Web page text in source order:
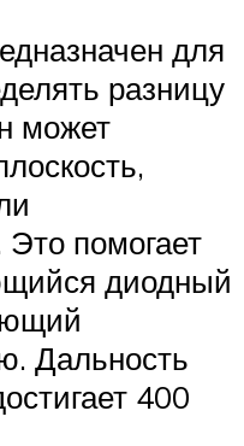
для
разницу
может
Это помогает
диодный
Дальность
400